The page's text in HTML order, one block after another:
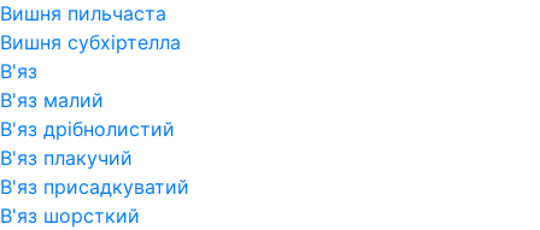
Вишня пильчаста
Вишня субхіртелла
В'яз
В'яз малий
В'яз дрібнолистий
В'яз плакучий
В'яз присадкуватий
В'яз шорсткий